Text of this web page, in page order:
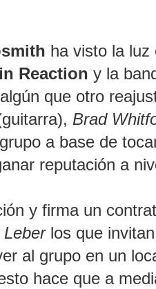
ha visto la luz
Reaction y la
que otro
Brad
a base de
reputación a
y firma un
Leberlos que
al grupo en un
hace que a